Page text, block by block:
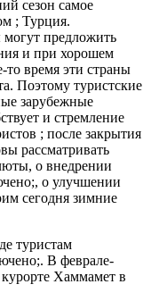
сезон самое
; Турция.
могут предложить
и при хорошем
то время эти страны
Поэтому туристские
зарубежные
и стремление
; после закрытия
рассматривать
о внедрении
о улучшении
сегодня зимние
туристам
В феврале-
Хаммамет в